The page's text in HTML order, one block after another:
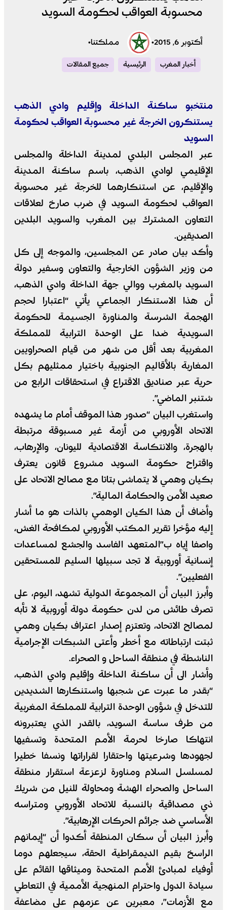
محسوبة العواقب لحكومة السويد
أكتوبر 6, 2015 • مملكتنا•
أخبار المغرب الرئيسية جميع المقالات
منتخبو ساكنة الداخلة وإقليم وادي الذهب
يستنكرون الخرجة غير محسوبة العواقب لحكومة
السويد
عبر المجلس البلدي لمدينة الداخلة والمجلس
الإقليمي لوادي الذهب، باسم ساكنة المدينة
والإقليم، عن استنكارهما للخرجة غير محسوبة
العواقب لحكومة السويد في ضرب صارخ لعلاقات
التعاون المشترك بين المغرب والسويد البلدين
الصديقين.
وأكد بيان صادر عن المجلسين، والموجه إلى كل
من وزير الشؤون الخارجية والتعاون وسفير دولة
السويد بالمغرب ووالي جهة الداخلة وادي الذهب،
أن هذا الاستنكار الجماعي يأتي “اعتبارا لحجم
الهجمة الشرسة والمناورة الجسيمة للحكومة
السويدية ضدا على الوحدة الترابية للمملكة
المغربية بعد أقل من شهر من قيام الصحراويين
المغاربة بالأقاليم الجنوبية باختيار ممثليهم بكل
حرية عبر صناديق الاقتراع في استحقاقات الرابع من
شتنبر الماضي”.
واستغرب البيان “صدور هذا الموقف أمام ما يشهده
الاتحاد الأوروبي من أزمة غير مسبوقة مرتبطة
بالهجرة، والانتكاسة الاقتصادية لليونان، والإرهاب،
واقتراح حكومة السويد مشروع قانون يعترف
بكيان وهمي لا يتماشى بتاتا مع مصالح الاتحاد على
صعيد الأمن والحكامة المالية”.
وأضاف أن هذا الكيان الوهمي بالذات هو ما أشار
إليه مؤخرا تقرير المكتب الأوروبي لمكافحة الغش،
واصفا إياه ب”المتعهد الفاسد والجشع لمساعدات
إنسانية أوروبية لا تجد سبيلها السليم للمستحقين
الفعليين”.
وأبرز البيان أن المجموعة الدولية تشهد، اليوم، على
تصرف طائش من لدن حكومة دولة أوروبية لا تأبه
لمصالح الاتحاد، وتعتزم إصدار اعتراف بكيان وهمي
ثبتت ارتباطاته مع أخطر وأعتى الشبكات الإجرامية
الناشطة في منطقة الساحل و الصحراء.
وأشار الى أن ساكنة الداخلة وإقليم وادي الذهب،
“بقدر ما عبرت عن شجبها واستنكارها الشديدين
للتدخل في شؤون الوحدة الترابية للمملكة المغربية
من طرف ساسة السويد، بالقدر الذي يعتبرونه
انتهاكا صارخا لحرمة الأمم المتحدة وتسفيها
لجهودها وشرعيتها واحتقارا لقراراتها ونسفا خطيرا
لمسلسل السلام ومناورة لزعزعة استقرار منطقة
الساحل والصحراء الهشة ومحاولة للنيل من شريك
ذي مصداقية بالنسبة للاتحاد الأوروبي ومتراسه
الأساسي ضد جرائم الحركات الإرهابية”.
وأبرز البيان أن سكان المنطقة أكدوا أن “إيمانهم
الراسخ بقيم الديمقراطية الحقة، سيجعلهم دوما
أوفياء لمبادئ الأمم المتحدة وميثاقها القائم على
سيادة الدول واحترام المنهجية الأممية في التعاطي
مع الأزمات”، معبرين عن عزمهم على مضاعفة